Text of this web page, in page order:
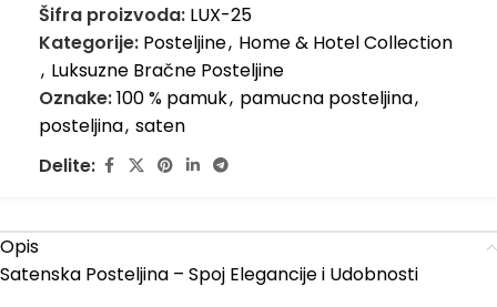
Šifra proizvoda: LUX-25
Kategorije: Posteljine, Home & Hotel Collection
, Luksuzne Bračne Posteljine
Oznake:100 % pamuk, pamucna posteljina,
posteljina, saten
Delite:
Opis
Satenska Posteljina – Spoj Elegancije i Udobnosti